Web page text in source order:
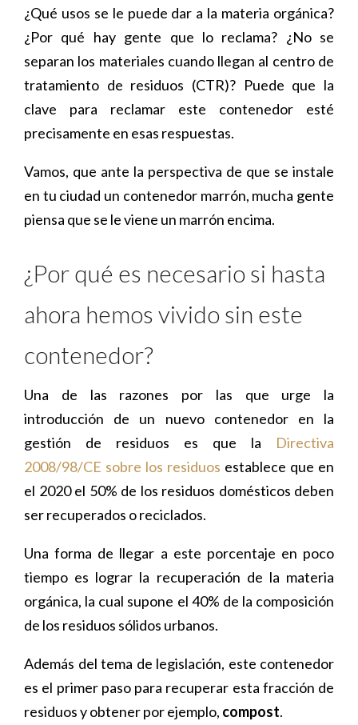
¿Qué usos se le puede dar a la materia orgánica?
¿Por qué hay gente que lo reclama? ¿No se
separan los materiales cuando llegan al centro de
tratamiento de residuos (CTR)? Puede que la
clave para reclamar este contenedor esté
precisamente en esas respuestas.
Vamos, que ante la perspectiva de que se instale
en tu ciudad un contenedor marrón, mucha gente
piensa que se le viene un marrón encima.
¿Por qué es necesario si hasta
ahora hemos vivido sin este
contenedor?
Una de las razones por las que urge la
introducción de un nuevo contenedor en la
gestión de residuos es que la Directiva
2008/98/CE sobre los residuos establece que en
el 2020 el 50% de los residuos domésticos deben
ser recuperados o reciclados.
Una forma de llegar a este porcentaje en poco
tiempo es lograr la recuperación de la materia
orgánica, la cual supone el 40% de la composición
de los residuos sólidos urbanos.
Además del tema de legislación, este contenedor
es el primer paso para recuperar esta fracción de
residuos y obtener por ejemplo, compost.